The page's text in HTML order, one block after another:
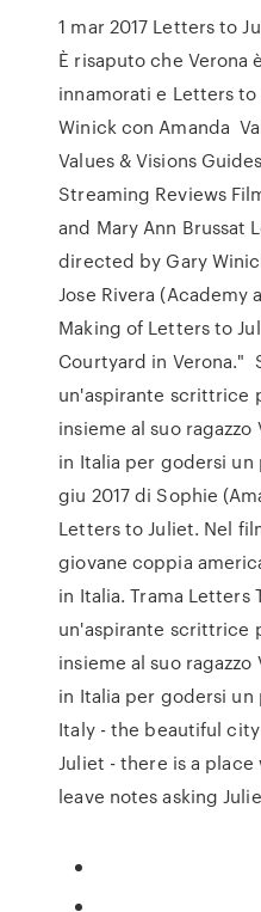
1 mar 2017 Letters to
È risaputo che Verona
innamorati e Letters
Winick con Amanda
Values & Visions
Streaming Reviews
and Mary Ann Brussat
directed by Gary
Jose Rivera (Academy
Making of Letters to
Courtyard in Verona."
un'aspirante scrittrice
insieme al suo
in Italia per godersi
giu 2017 di Sophie
Letters to Juliet. Nel
giovane coppia
in Italia. Trama Letters
un'aspirante scrittrice
insieme al suo
in Italia per godersi un
Italy - the beautiful
Juliet - there is a
leave notes asking